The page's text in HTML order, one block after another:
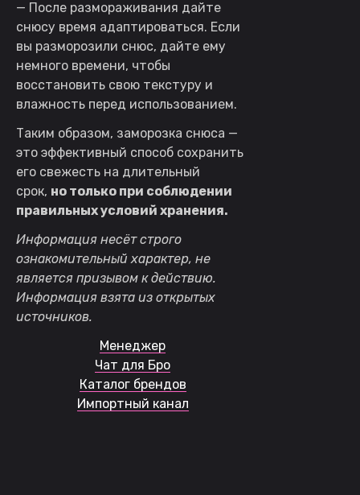
— После размораживания дайте
снюсу время адаптироваться. Если
вы разморозили снюс, дайте ему
немного времени, чтобы
восстановить свою текстуру и
влажность перед использованием.
Таким образом, заморозка снюса —
это эффективный способ сохранить
его свежесть на длительный
срок, но только при соблюдении
правильных условий хранения.
Информация несёт строго
ознакомительный характер, не
является призывом к действию.
Информация взята из открытых
источников.
Менеджер
Чат для Бро
Каталог брендов
Импортный канал